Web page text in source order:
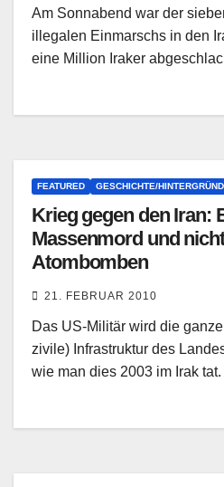
Am Sonnabend war der
illegalen Einmarschs in den
eine Million Iraker
FEATURED GESCHICHTE/
Krieg gegen den Iran:
Massenmord und
Atombomben
21. FEBRUAR 2010
Das US-Militär wird die
zivile) Infrastruktur des
wie man dies 2003 im Irak tat.